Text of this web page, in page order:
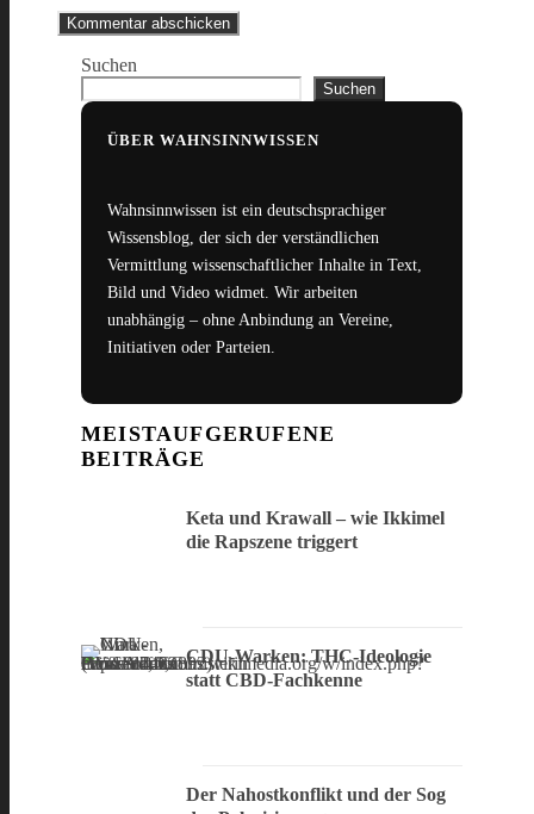
Suchen
Suchen
ÜBER WAHNSINNWISSEN
Wahnsinnwissen ist ein deutschsprachiger
Wissensblog, der sich der verständlichen
Vermittlung wissenschaftlicher Inhalte in Text,
Bild und Video widmet. Wir arbeiten
unabhängig – ohne Anbindung an Vereine,
Initiativen oder Parteien.
MEISTAUFGERUFENE
BEITRÄGE
Keta und Krawall – wie Ikkimel
die Rapszene triggert
CDU-Warken: THC-Ideologie
statt CBD-Fachkenne
Der Nahostkonflikt und der Sog